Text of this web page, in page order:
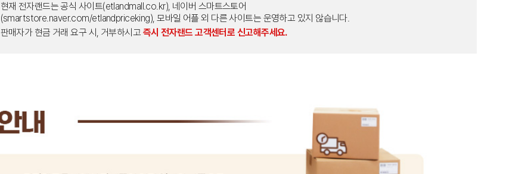
현재 전자랜드는 공식 사이트(etlandmall.co.kr), 네이버 스마트스토어
(smartstore.naver.com/etlandpriceking), 모바일 어플 외 다른 사이트는 운영하고 있지 않습니다.
판매자가 현금 거래 요구 시, 거부하시고 즉시 전자랜드 고객센터로 신고해주세요.